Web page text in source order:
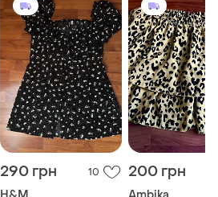
290 грн 10 200 грн